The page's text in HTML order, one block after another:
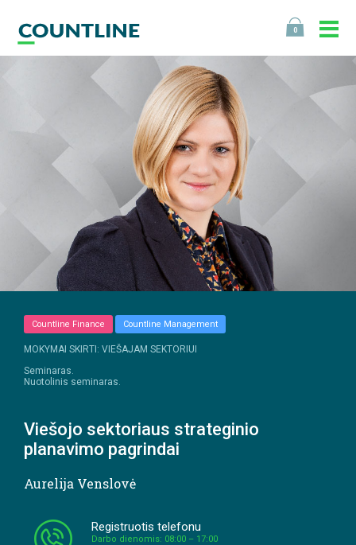
0
Countline Finance Countline Management
MOKYMAI SKIRTI: VIEŠAJAM SEKTORIUI
Seminaras.
Nuotolinis seminaras.
Viešojo sektoriaus strateginio
planavimo pagrindai
Aurelija Venslovė
Registruotis telefonu
Darbo dienomis: 08:00 – 17:00